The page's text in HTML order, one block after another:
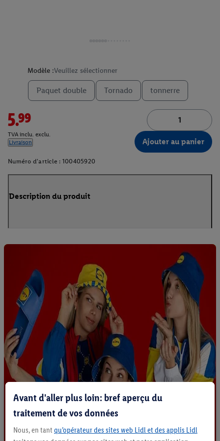
Modèle :Veuillez sélectionner
Paquet double Tornado tonnerre
5.99
TVA inclu. exclu.
Livraison
Ajouter au panier
Numéro d'article : 100405920
Description du produit
Avant d'aller plus loin: bref aperçu du
traitement de vos données
Nous, en tant qu’opérateur des sites web Lidl et des applis Lidl